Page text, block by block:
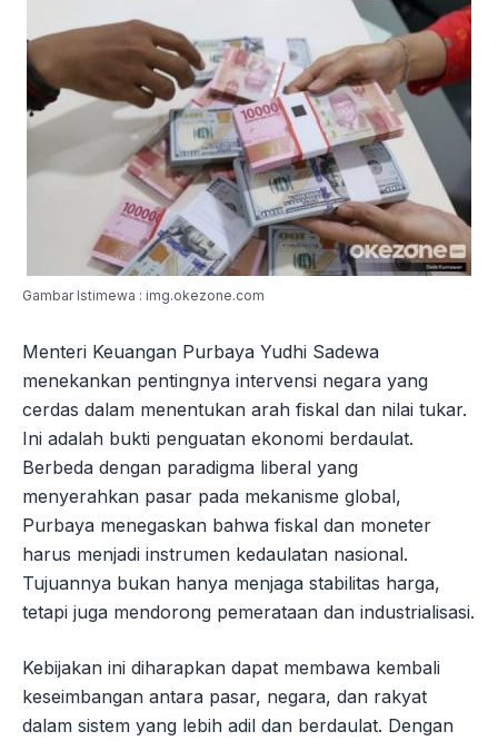
Gambar Istimewa : img.okezone.com
Menteri Keuangan Purbaya Yudhi Sadewa
menekankan pentingnya intervensi negara yang
cerdas dalam menentukan arah fiskal dan nilai tukar.
Ini adalah bukti penguatan ekonomi berdaulat.
Berbeda dengan paradigma liberal yang
menyerahkan pasar pada mekanisme global,
Purbaya menegaskan bahwa fiskal dan moneter
harus menjadi instrumen kedaulatan nasional.
Tujuannya bukan hanya menjaga stabilitas harga,
tetapi juga mendorong pemerataan dan industrialisasi.
Kebijakan ini diharapkan dapat membawa kembali
keseimbangan antara pasar, negara, dan rakyat
dalam sistem yang lebih adil dan berdaulat. Dengan